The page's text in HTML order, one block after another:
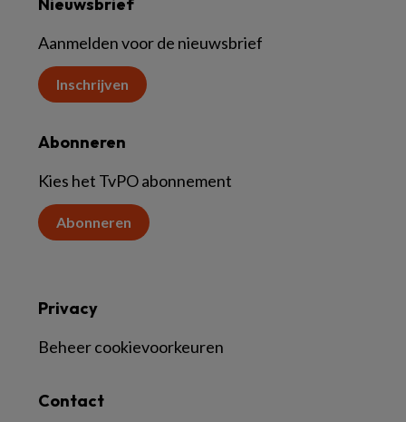
Aanmelden voor de nieuwsbrief
Inschrijven
Abonneren
Kies het TvPO abonnement
Abonneren
Contact
Privacy
Beheer cookievoorkeuren